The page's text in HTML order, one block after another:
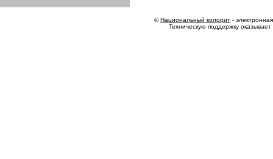
©Национальный колорит -
Техническую поддержку